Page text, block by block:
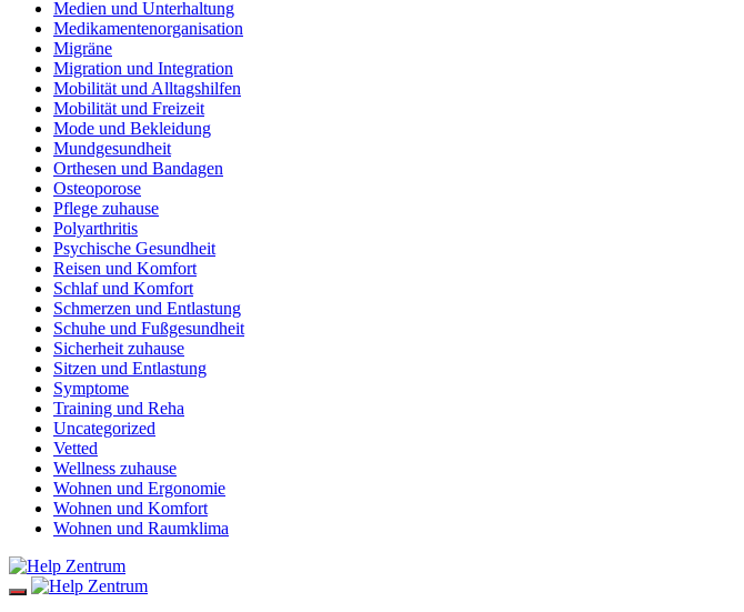
Medien und Unterhaltung
Medikamentenorganisation
Migräne
Migration und Integration
Mobilität und Alltagshilfen
Mobilität und Freizeit
Mode und Bekleidung
Mundgesundheit
Orthesen und Bandagen
Osteoporose
Pflege zuhause
Polyarthritis
Psychische Gesundheit
Reisen und Komfort
Schlaf und Komfort
Schmerzen und Entlastung
Schuhe und Fußgesundheit
Sicherheit zuhause
Sitzen und Entlastung
Symptome
Training und Reha
Uncategorized
Vetted
Wellness zuhause
Wohnen und Ergonomie
Wohnen und Komfort
Wohnen und Raumklima